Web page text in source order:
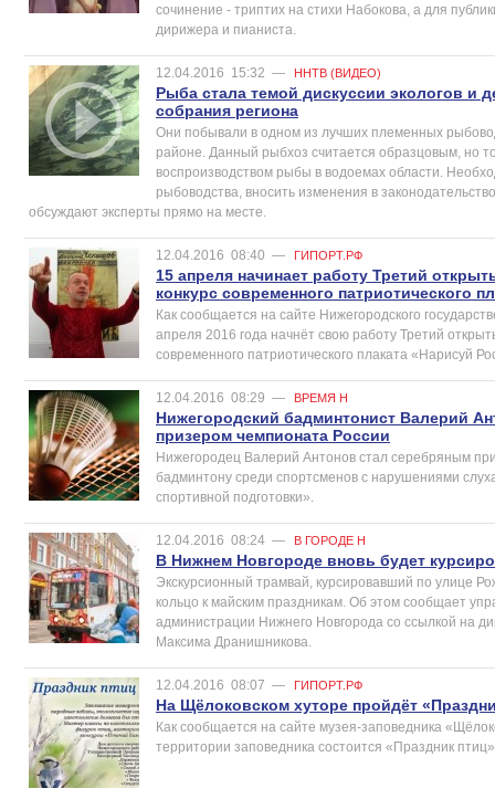
сочинение - триптих на стихи Набокова, а для
дирижера и пианиста.
12.04.2016 15:32 — ННТВ (ВИДЕО)
Рыба стала темой дискуссии экологов и
собрания региона
Они побывали в одном из лучших племенных
районе. Данный рыбхоз считается образцовым, но
воспроизводством рыбы в водоемах области.
рыбоводства, вносить изменения в
обсуждают эксперты прямо на месте.
12.04.2016 08:40 — ГИПОРТ.РФ
15 апреля начинает работу Третий
конкурс современного патриотического
Как сообщается на сайте Нижегородского
апреля 2016 года начнёт свою работу Третий
современного патриотического плаката «Нарисуй
12.04.2016 08:29 — ВРЕМЯ Н
Нижегородский бадминтонист Валерий
призером чемпионата России
Нижегородец Валерий Антонов стал серебряным
бадминтону среди спортсменов с нарушениями
спортивной подготовки».
12.04.2016 08:24 — В ГОРОДЕ Н
В Нижнем Новгороде вновь будет
Экскурсионный трамвай, курсировавший по улице
кольцо к майским праздникам. Об этом сообщает
администрации Нижнего Новгорода со ссылкой на
Максима Дранишникова.
12.04.2016 08:07 — ГИПОРТ.РФ
На Щёлоковском хуторе пройдёт
Как сообщается на сайте музея-заповедника
территории заповедника состоится «Праздник